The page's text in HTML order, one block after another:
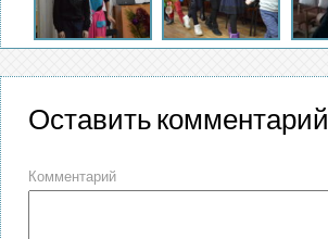
Оставить комментарий
Комментарий